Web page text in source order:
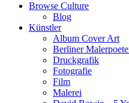
Browse Culture
Blog
Künstler
Album Cover Art
Berliner
Druckgrafik
Fotografie
Film
Malerei